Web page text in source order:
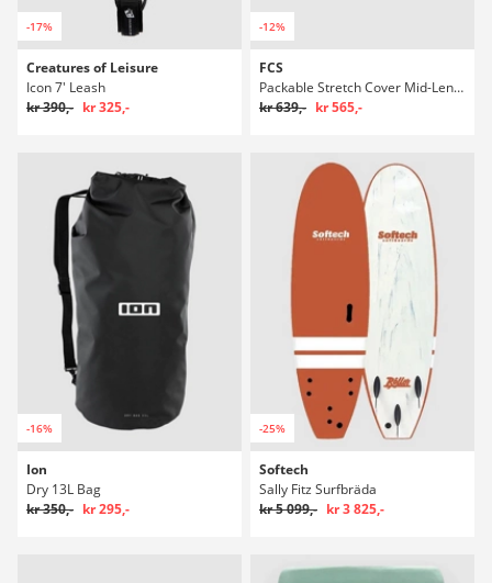
-17%
Creatures of Leisure
Icon 7' Leash
kr 390,- kr 325,-
-12%
FCS
Packable Stretch Cover Mid-Length 7'0" Boardbag Surf
kr 639,- kr 565,-
-16%
Ion
Dry 13L Bag
kr 350,- kr 295,-
-25%
Softech
Sally Fitz Surfbräda
kr 5 099,- kr 3 825,-